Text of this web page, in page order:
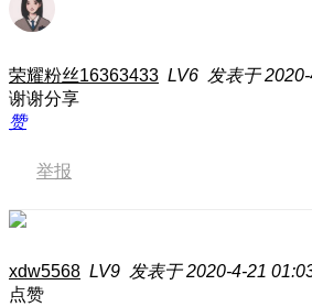
荣耀粉丝16363433 LV6 发表于
谢谢分享
赞
举报
xdw5568 LV9 发表于 2020-4-21
点赞